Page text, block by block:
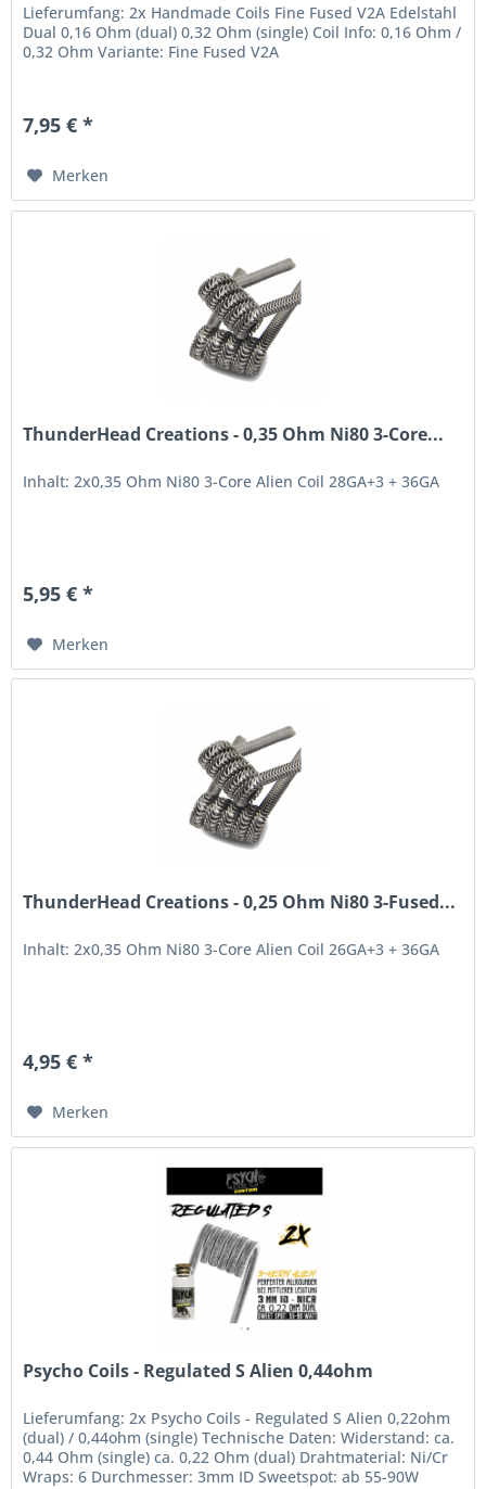
Lieferumfang: 2x Handmade Coils Fine Fused V2A Edelstahl
Dual 0,16 Ohm (dual) 0,32 Ohm (single) Coil Info: 0,16 Ohm /
0,32 Ohm Variante: Fine Fused V2A
7,95 € *
Merken
ThunderHead Creations - 0,35 Ohm Ni80 3-Core...
Inhalt: 2x0,35 Ohm Ni80 3-Core Alien Coil 28GA+3 + 36GA
5,95 € *
Merken
ThunderHead Creations - 0,25 Ohm Ni80 3-Fused...
Inhalt: 2x0,35 Ohm Ni80 3-Core Alien Coil 26GA+3 + 36GA
4,95 € *
Merken
Psycho Coils - Regulated S Alien 0,44ohm
Lieferumfang: 2x Psycho Coils - Regulated S Alien 0,22ohm
(dual) / 0,44ohm (single) Technische Daten: Widerstand: ca.
0,44 Ohm (single) ca. 0,22 Ohm (dual) Drahtmaterial: Ni/Cr
Wraps: 6 Durchmesser: 3mm ID Sweetspot: ab 55-90W